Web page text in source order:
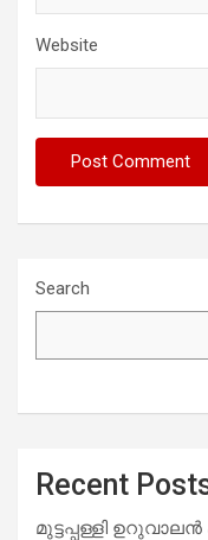
Website
Search
Recent
മുട്ടപ്പള്ളി ഉറുവാലൻ